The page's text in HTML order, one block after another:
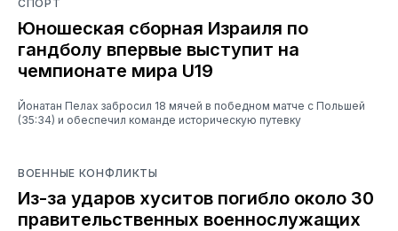
СПОРТ
Юношеская сборная Израиля по
гандболу впервые выступит на
чемпионате мира U19
Йонатан Пелах забросил 18 мячей в победном матче с Польшей
(35:34) и обеспечил команде историческую путевку
ВОЕННЫЕ КОНФЛИКТЫ
Из-за ударов хуситов погибло около 30
правительственных военнослужащих